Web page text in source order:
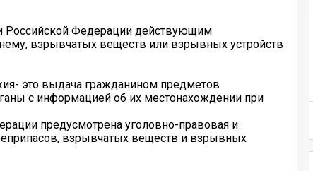
Российской Федерации действующим
взрывчатых веществ или взрывных устройств
это выдача гражданином предметов
с информацией об их местонахождении при
предусмотрена уголовно-правовая и
взрывчатых веществ и взрывных